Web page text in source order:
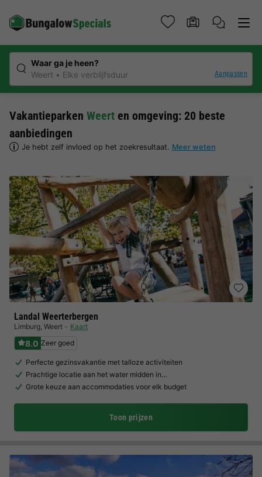
Waar ga je heen?
Weert
Elke verblijfsduur Aanpassen
Vakantieparken Weert en omgeving: 20 beste
aanbiedingen
Je hebt zelf invloed op het zoekresultaat. Meer weten
Landal Weerterbergen
Limburg, Weert Kaart
8.0 Zeer goed
Perfecte gezinsvakantie met talloze activiteiten
Prachtige locatie aan het water midden in…
Grote keuze aan accommodaties voor elk budget
Toon prijzen